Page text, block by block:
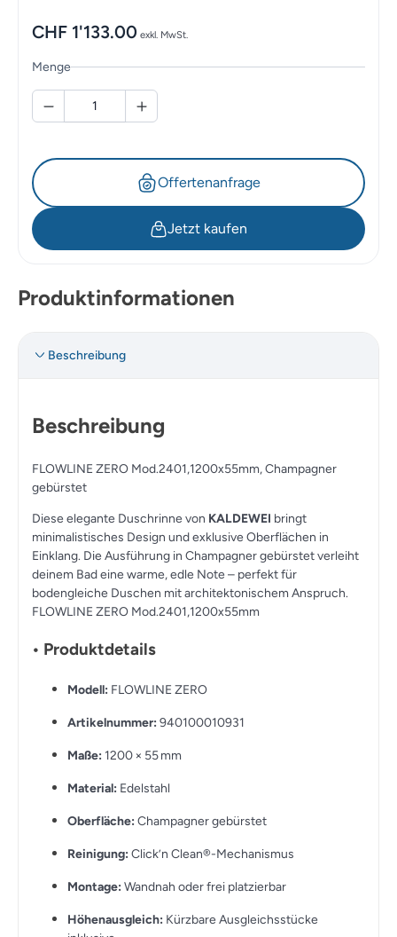
CHF 1'133.00 exkl. MwSt.
Menge
Offertenanfrage
Jetzt kaufen
Produktinformationen
Beschreibung
Beschreibung
FLOWLINE ZERO Mod.2401,1200x55mm, Champagner
gebürstet
Diese elegante Duschrinne von KALDEWEI bringt
minimalistisches Design und exklusive Oberflächen in
Einklang. Die Ausführung in Champagner gebürstetverleiht
deinem Bad eine warme, edle Note – perfekt für
bodengleiche Duschen mit architektonischem Anspruch.
FLOWLINE ZERO Mod.2401,1200x55mm
• Produktdetails
Modell: FLOWLINE ZERO
Artikelnummer: 940100010931
Maße: 1200 × 55 mm
Material: Edelstahl
Oberfläche: Champagner gebürstet
Reinigung: Click’n Clean®-Mechanismus
Montage: Wandnah oder frei platzierbar
Höhenausgleich: Kürzbare Ausgleichsstücke